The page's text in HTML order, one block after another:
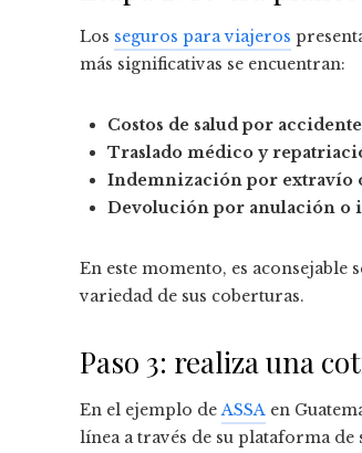
Los seguros para viajeros
más significativas se encuentran:
Costos de salud por
Traslado médico y
Indemnización por extravío
Devolución por anulación o
En este momento, es
variedad de sus coberturas.
Paso 3: realiza una
En el ejemplo deASSA en
línea a través de su plataforma